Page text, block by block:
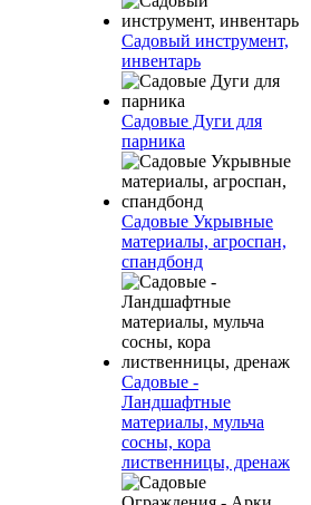
Садовый инструмент,
инвентарь
Садовые Дуги для
парника
Садовые Укрывные
материалы, агроспан,
спандбонд
Садовые -
Ландшафтные
материалы, мульча
сосны, кора
лиственницы, дренаж